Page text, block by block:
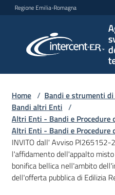
Vai al contenuto
Vai alla navigazione
Vai al footer
Regione Emilia-Romagna
per lo
sviluppo
L'Agenzia
Bandi
Home / Bandi e strumenti
Bandi altri Enti /
Altri Enti - Bandi e Procedure
Altri Enti - Bandi e Procedure
INVITO dall' Avviso PI265152-
l'affidamento dell'appalto
bonifica bellica nell'ambito
dell'offerta pubblica di Edilizia